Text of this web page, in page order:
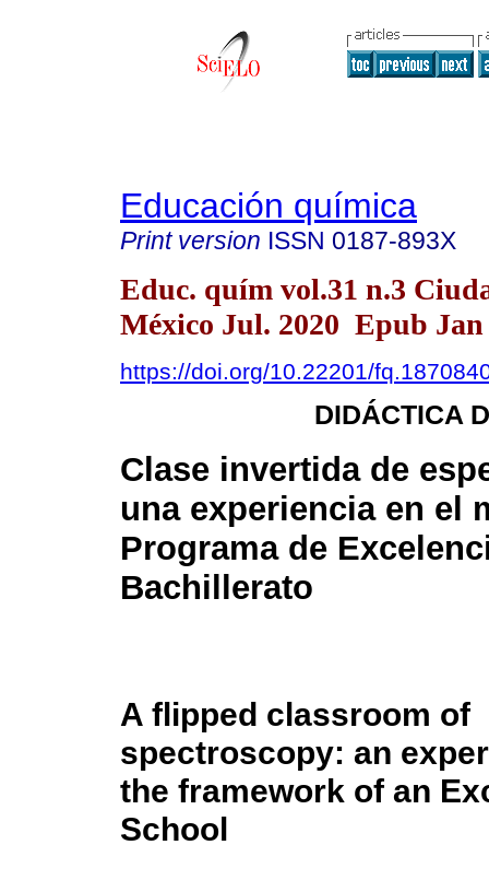
Educación química
Print version ISSN 0187-893X
Educ. quím vol.31 n.3
México Jul. 2020 Epub Jan
https://doi.org/10.22201/
DIDÁCTICA
Clase invertida de
una experiencia en el
Programa de
Bachillerato
A flipped classroom of
spectroscopy: an
the framework of an
School